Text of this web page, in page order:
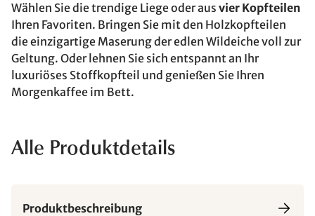
Wählen Sie die trendige Liege oder aus vier Kopfteilen
Ihren Favoriten. Bringen Sie mit den Holzkopfteilen
die einzigartige Maserung der edlen Wildeiche voll zur
Geltung. Oder lehnen Sie sich entspannt an Ihr
luxuriöses Stoffkopfteil und genießen Sie Ihren
Morgenkaffee im Bett.
Alle Produktdetails
Produktbeschreibung